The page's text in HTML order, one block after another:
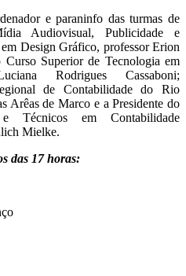
e paraninfo das turmas de
Audiovisual, Publicidade e
Design Gráfico, professor Erion
Curso Superior de Tecnologia em
Rodrigues Cassaboni;
de Contabilidade do Rio
Arêas de Marco e a Presidente do
Técnicos em Contabilidade
Mielke.
das 17 horas: